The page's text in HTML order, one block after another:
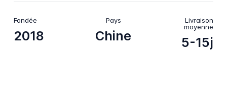
Fondée
2018
Pays
Chine
Livraison
moyenne
5-15j